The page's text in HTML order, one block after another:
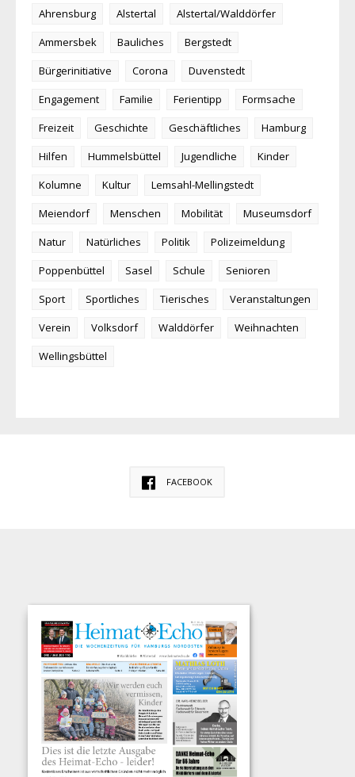
Ahrensburg Alstertal
Alstertal/Walddörfer
Ammersbek
Bauliches
Bergstedt
Bürgerinitiative
Corona
Duvenstedt
Engagement
Familie Ferientipp
Formsache
Freizeit
Geschichte Geschäftliches
Hamburg
Hilfen
Hummelsbüttel Jugendliche
Kinder
Kolumne
Kultur
Lemsahl-Mellingstedt
Meiendorf
Menschen Mobilität
Museumsdorf
Natur
Natürliches Politik
Polizeimeldung
Poppenbüttel
Sasel Schule
Senioren
Sport
Sportliches Tierisches
Veranstaltungen
Verein
Volksdorf Walddörfer
Weihnachten
Wellingsbüttel
FACEBOOK